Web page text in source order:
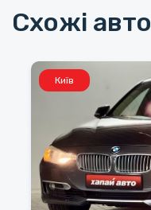
Схожі авто
Київ